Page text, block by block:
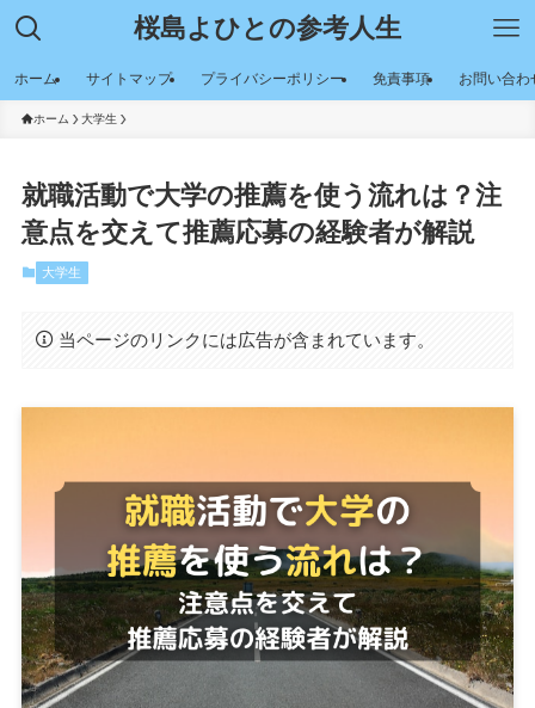
桜島よひとの参考人生
ホーム サイトマップ プライバシーポリシー 免責事項 お問い合わ
ホーム 大学生
就職活動で大学の推薦を使う流れは？注
意点を交えて推薦応募の経験者が解説
大学生
当ページのリンクには広告が含まれています。